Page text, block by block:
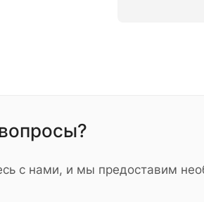
с нами, и мы предоставим